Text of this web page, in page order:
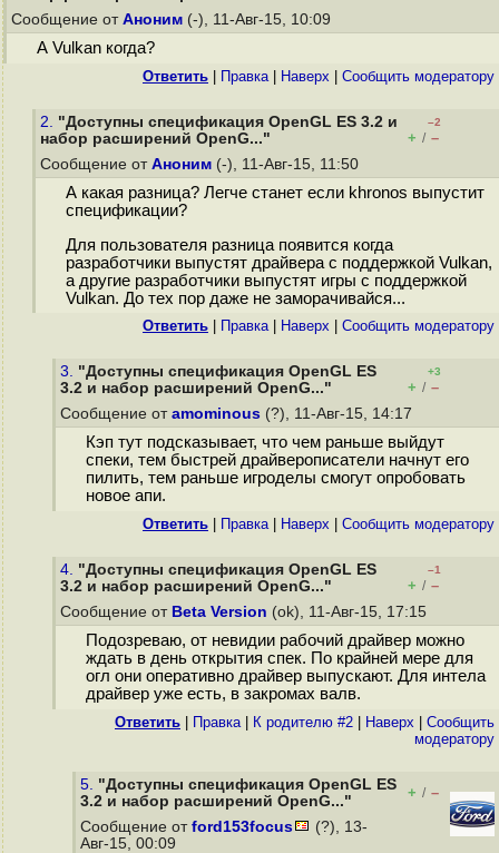
Сообщение от Аноним (-), 11-Авг-15, 10:09
А Vulkan когда?
Ответить Правка| Наверх Cообщить модератору
2. "Доступны спецификация OpenGL ES 3.2 и
набор расширений OpenG..."
–2
+ / –
Сообщение от Аноним (-), 11-Авг-15, 11:50
А какая разница? Легче станет если khronos выпустит
спецификации?
Для пользователя разница появится когда
разработчики выпустят драйвера с поддержкой Vulkan,
а другие разработчики выпустят игры с поддержкой
Vulkan. До тех пор даже не заморачивайся...
Ответить Правка| Наверх Cообщить модератору
3. "Доступны спецификация OpenGL ES
3.2 и набор расширений OpenG..."
+3
+ / –
Сообщение от amominous (?), 11-Авг-15, 14:17
Кэп тут подсказывает, что чем раньше выйдут
спеки, тем быстрей драйверописатели начнут его
пилить, тем раньше игроделы смогут опробовать
новое апи.
Ответить Правка| Наверх Cообщить модератору
4. "Доступны спецификация OpenGL ES
3.2 и набор расширений OpenG..."
–1
+ / –
Сообщение от Beta Version (ok), 11-Авг-15, 17:15
Подозреваю, от невидии рабочий драйвер можно
ждать в день открытия спек. По крайней мере для
огл они оперативно драйвер выпускают. Для интела
драйвер уже есть, в закромах валв.
Ответить Правка| К родителю #2 Наверх
Cообщить
модератору
5. "Доступны спецификация OpenGL ES
3.2 и набор расширений OpenG..."
+ / –
Сообщение от ford153focus
(?), 13-
Авг-15, 00:09